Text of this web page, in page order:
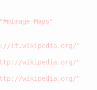
Maps"
it.wikipedia.org/"
wikipedia.org/"
wikipedia.org/"